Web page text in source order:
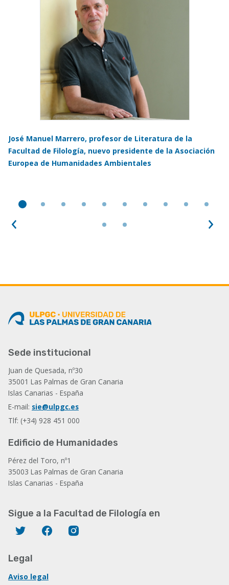
José Manuel Marrero, profesor de Literatura de la
Facultad de Filología, nuevo presidente de la Asociación
Europea de Humanidades Ambientales
Sede institucional
Juan de Quesada, nº30
35001 Las Palmas de Gran Canaria
Islas Canarias - España
E-mail: sie@ulpgc.es
Tlf: (+34) 928 451 000
Edificio de Humanidades
Pérez del Toro, nº1
35003 Las Palmas de Gran Canaria
Islas Canarias - España
Sigue a la Facultad de Filología en
Twitter Facebook
Legal
Aviso legal